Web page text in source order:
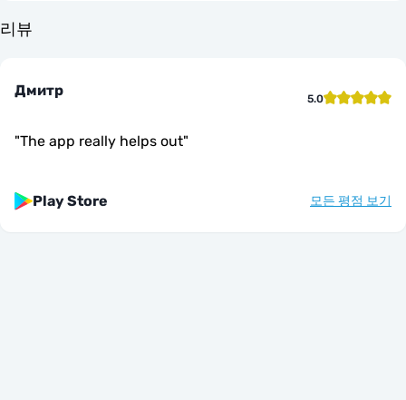
리뷰
Дмитр 5.0
"The app really helps out"
Play Store 모든 평점 보기